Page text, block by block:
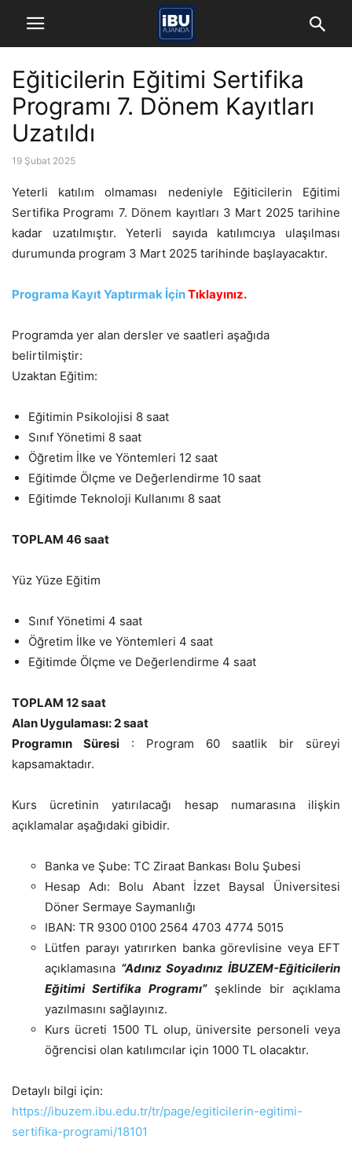
Eğiticilerin Eğitimi Sertifika
Programı 7. Dönem Kayıtları
Uzatıldı
19 Şubat 2025
Yeterli katılım olmaması nedeniyle Eğiticilerin Eğitimi
Sertifika Programı 7. Dönem kayıtları 3 Mart 2025 tarihine
kadar uzatılmıştır. Yeterli sayıda katılımcıya ulaşılması
durumunda program 3 Mart 2025 tarihinde başlayacaktır.
Programa Kayıt Yaptırmak İçinTıklayınız.
Programda yer alan dersler ve saatleri aşağıda
belirtilmiştir:
Uzaktan Eğitim:
Eğitimin Psikolojisi 8 saat
Sınıf Yönetimi 8 saat
Öğretim İlke ve Yöntemleri 12 saat
Eğitimde Ölçme ve Değerlendirme 10 saat
Eğitimde Teknoloji Kullanımı 8 saat
TOPLAM 46 saat
Yüz Yüze Eğitim
Sınıf Yönetimi 4 saat
Öğretim İlke ve Yöntemleri 4 saat
Eğitimde Ölçme ve Değerlendirme 4 saat
TOPLAM 12 saat
Alan Uygulaması: 2 saat
Programın Süresi : Program 60 saatlik bir süreyi
kapsamaktadır.
Kurs ücretinin yatırılacağı hesap numarasına ilişkin
açıklamalar aşağıdaki gibidir.
Banka ve Şube: TC Ziraat Bankası Bolu Şubesi
Hesap Adı: Bolu Abant İzzet Baysal Üniversitesi
Döner Sermaye Saymanlığı
IBAN: TR 9300 0100 2564 4703 4774 5015
Lütfen parayı yatırırken banka görevlisine veya EFT
açıklamasına “Adınız Soyadınız İBUZEM-Eğiticilerin
Eğitimi Sertifika Programı” şeklinde bir açıklama
yazılmasını sağlayınız.
Kurs ücreti 1500 TL olup, üniversite personeli veya
öğrencisi olan katılımcılar için 1000 TL olacaktır.
Detaylı bilgi için:
https://ibuzem.ibu.edu.tr/tr/page/egiticilerin-egitimi-
sertifika-programi/18101